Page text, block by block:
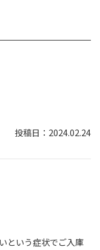
2024.02.24
という症状でご入庫